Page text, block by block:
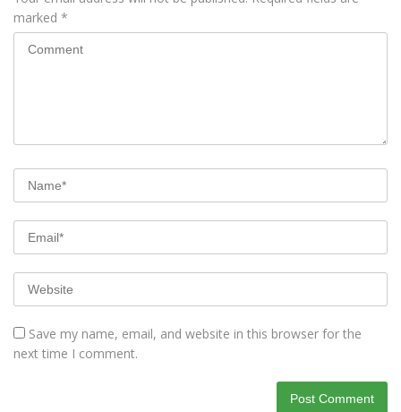
marked *
Save my name, email, and website in this browser for the
next time I comment.